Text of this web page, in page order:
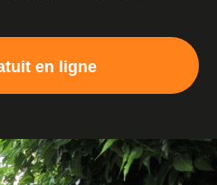
en ligne